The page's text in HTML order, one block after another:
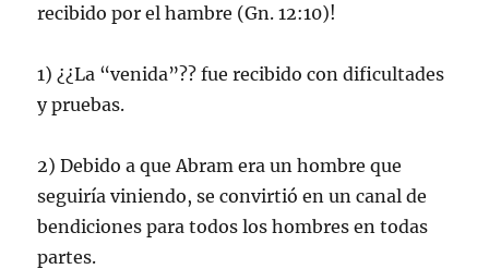
recibido por el hambre (Gn. 12:10)!
1) ¿¿La “venida”?? fue recibido con dificultades
y pruebas.
2) Debido a que Abram era un hombre que
seguiría viniendo, se convirtió en un canal de
bendiciones para todos los hombres en todas
partes.